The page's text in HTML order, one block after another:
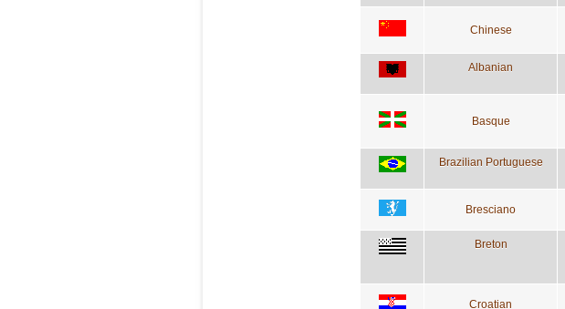
Chinese
Albanian
Basque
Brazilian Portuguese
Bresciano
Breton
Croatian